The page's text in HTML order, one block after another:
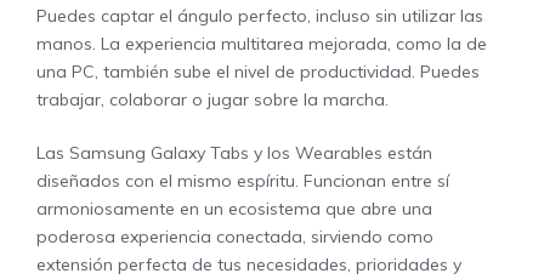
Puedes captar el ángulo perfecto, incluso sin utilizar las
manos. La experiencia multitarea mejorada, como la de
una PC, también sube el nivel de productividad. Puedes
trabajar, colaborar o jugar sobre la marcha.
Las Samsung Galaxy Tabs y los Wearables están
diseñados con el mismo espíritu. Funcionan entre sí
armoniosamente en un ecosistema que abre una
poderosa experiencia conectada, sirviendo como
extensión perfecta de tus necesidades, prioridades y